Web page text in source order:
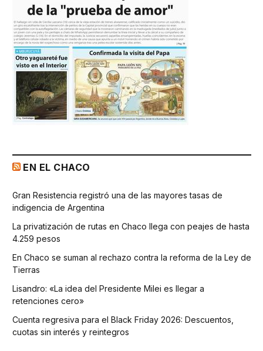
EN EL CHACO
Gran Resistencia registró una de las mayores tasas de
indigencia de Argentina
La privatización de rutas en Chaco llega con peajes de hasta
4.259 pesos
En Chaco se suman al rechazo contra la reforma de la Ley de
Tierras
Lisandro: «La idea del Presidente Milei es llegar a
retenciones cero»
Cuenta regresiva para el Black Friday 2026: Descuentos,
cuotas sin interés y reintegros